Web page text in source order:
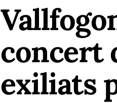
concert
exiliats